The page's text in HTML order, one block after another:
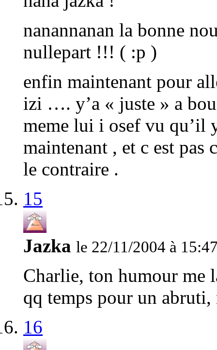
nanannanan la bonne
nullepart !!! ( :p )
enfin maintenant pour
izi …. y’a « juste » a
meme lui i osef vu qu’il
maintenant , et c est pas
le contraire .
15
Jazka le 22/11/2004 à
Charlie, ton humour me
qq temps pour un
16